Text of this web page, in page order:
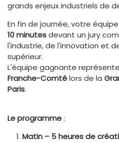
grands enjeux industriels de
En fin de journée, votre
10 minutesdevant un jury
l'industrie, de l'innovation et
supérieur.
L'équipe gagnante
Franche-Comtélors de la
Paris.
Le programme:
Matin – 5 heures de